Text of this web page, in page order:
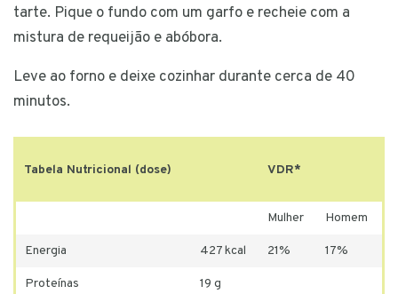
tarte. Pique o fundo com um garfo e recheie com a
mistura de requeijão e abóbora.
Leve ao forno e deixe cozinhar durante cerca de 40
minutos.
Tabela Nutricional (dose) VDR*
Mulher Homem
Energia 427 kcal 21% 17%
Proteínas 19 g